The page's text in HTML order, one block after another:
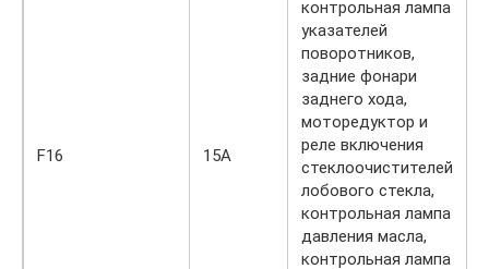
F16 15А
контрольная лампа
указателей
поворотников,
задние фонари
заднего хода,
моторедуктор и
реле включения
стеклоочистителей
лобового стекла,
контрольная лампа
давления масла,
контрольная лампа